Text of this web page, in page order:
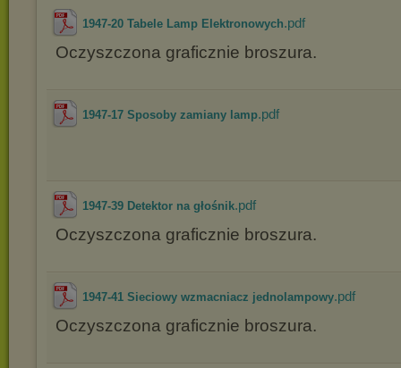
1947-20 Tabele Lamp Elektronowych.pdf
Oczyszczona graficznie broszura.
1947-17 Sposoby zamiany lamp.pdf
1947-39 Detektor na głośnik.pdf
Oczyszczona graficznie broszura.
1947-41 Sieciowy wzmacniacz jednolampowy.pdf
Oczyszczona graficznie broszura.